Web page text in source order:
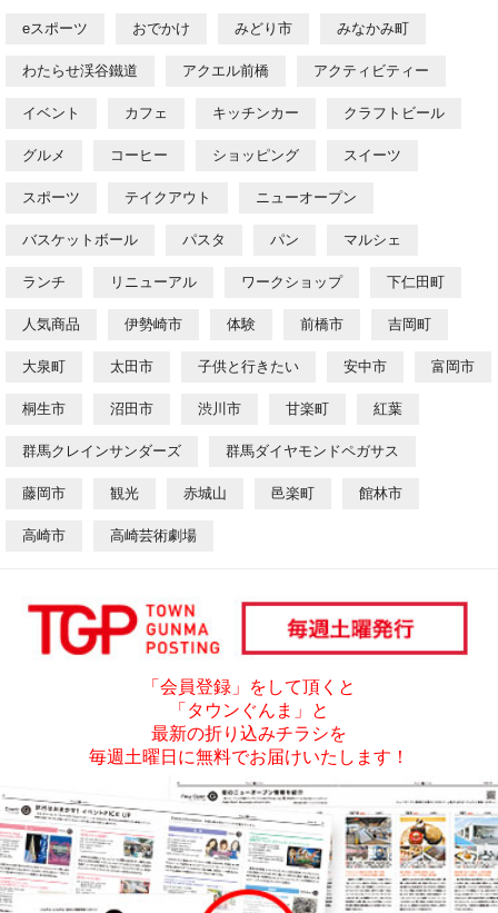
eスポーツ おでかけ みどり市 みなかみ町
わたらせ渓谷鐵道 アクエル前橋 アクティビティー
イベント カフェ キッチンカー クラフトビール
グルメ コーヒー ショッピング スイーツ
スポーツ テイクアウト ニューオープン
バスケットボール パスタ パン マルシェ
ランチ リニューアル ワークショップ 下仁田町
人気商品 伊勢崎市 体験 前橋市 吉岡町
大泉町 太田市 子供と行きたい 安中市 富岡市
桐生市 沼田市 渋川市 甘楽町 紅葉
群馬クレインサンダーズ 群馬ダイヤモンドペガサス
藤岡市 観光 赤城山 邑楽町 館林市
高崎市 高崎芸術劇場
「会員登録」をして頂くと
「タウンぐんま」と
最新の折り込みチラシを
毎週土曜日に無料でお届けいたします！